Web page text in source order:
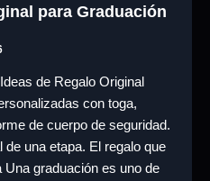
para Graduación
de Regalo Original
con toga,
de cuerpo de seguridad.
de una etapa. El regalo que
Una graduación es uno de